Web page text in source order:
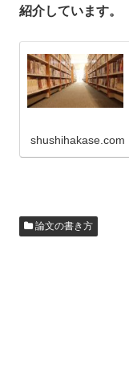
紹介しています。
shushihakase.com
論文の書き方